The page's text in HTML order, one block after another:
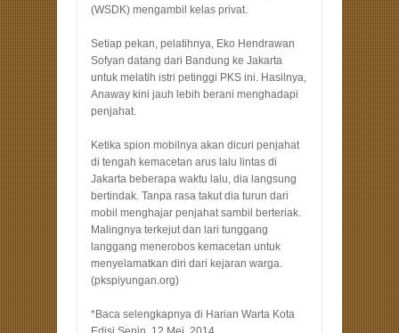
(WSDK) mengambil kelas privat.
Setiap pekan, pelatihnya, Eko Hendrawan
Sofyan datang dari Bandung ke Jakarta
untuk melatih istri petinggi PKS ini. Hasilnya,
Anaway kini jauh lebih berani menghadapi
penjahat.
Ketika spion mobilnya akan dicuri penjahat
di tengah kemacetan arus lalu lintas di
Jakarta beberapa waktu lalu, dia langsung
bertindak. Tanpa rasa takut dia turun dari
mobil menghajar penjahat sambil berteriak.
Malingnya terkejut dan lari tunggang
langgang menerobos kemacetan untuk
menyelamatkan diri dari kejaran warga.
(pkspiyungan.org)
*Baca selengkapnya di Harian Warta Kota